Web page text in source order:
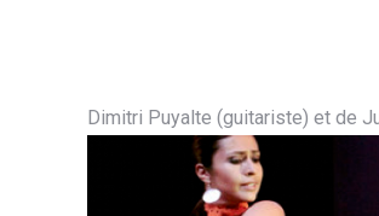
Dimitri Puyalte (guitariste) et de